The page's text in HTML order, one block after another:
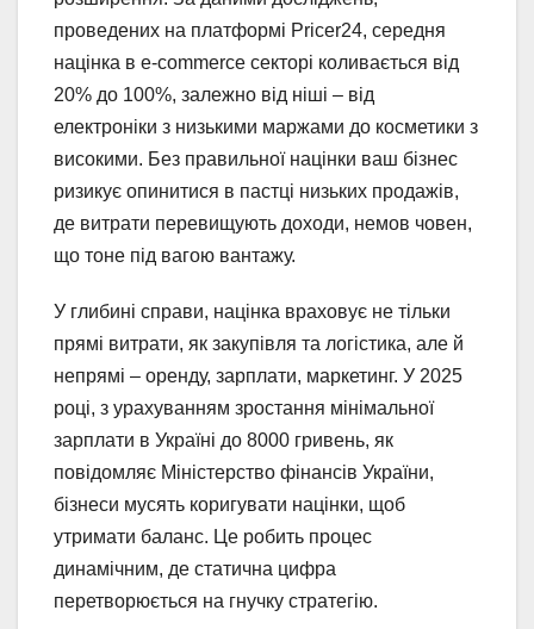
проведених на платформі Pricer24, середня
націнка в e-commerce секторі коливається від
20% до 100%, залежно від ніші – від
електроніки з низькими маржами до косметики з
високими. Без правильної націнки ваш бізнес
ризикує опинитися в пастці низьких продажів,
де витрати перевищують доходи, немов човен,
що тоне під вагою вантажу.
У глибині справи, націнка враховує не тільки
прямі витрати, як закупівля та логістика, але й
непрямі – оренду, зарплати, маркетинг. У 2025
році, з урахуванням зростання мінімальної
зарплати в Україні до 8000 гривень, як
повідомляє Міністерство фінансів України,
бізнеси мусять коригувати націнки, щоб
утримати баланс. Це робить процес
динамічним, де статична цифра
перетворюється на гнучку стратегію.